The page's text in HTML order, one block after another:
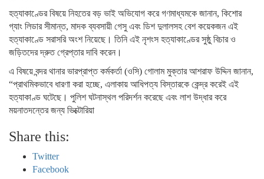
হত্যাকাণ্ডের বিষয়ে নিহতের বড় ভাই অভিযোগ করে গণমাধ্যমকে জানান, কিশোর
গ্যাং লিডার সীমান্ত, মাদক ব্যবসায়ী গেসু এবং ডিশ দুলালসহ বেশ কয়েকজন এই
হত্যাকাণ্ডে সরাসরি অংশ নিয়েছে। তিনি এই নৃশংস হত্যাকাণ্ডের সুষ্ঠু বিচার ও
জড়িতদের দ্রুত গ্রেপ্তার দাবি করেন।
এ বিষয়ে বন্দর থানার ভারপ্রাপ্ত কর্মকর্তা (ওসি) গোলাম মুক্তার আশরাফ উদ্দিন জানান,
“প্রাথমিকভাবে ধারণা করা হচ্ছে, এলাকায় আধিপত্য বিস্তারকে কেন্দ্র করেই এই
হত্যাকাণ্ড ঘটেছে। পুলিশ ঘটনাস্থল পরিদর্শন করেছে এবং লাশ উদ্ধার করে
ময়নাতদন্তের জন্য ভিক্টোরিয়া
Share this:
Twitter
Facebook